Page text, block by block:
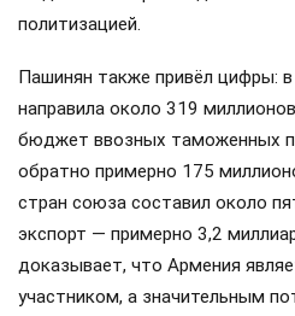
политизацией.
Пашинян также привёл цифры:
направила около 319
бюджет ввозных таможенных
обратно примерно 175
стран союза составил около
экспорт — примерно 3,2
доказывает, что Армения
участником, а значительным